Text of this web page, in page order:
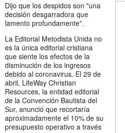
Dijo que los despidos son "una
decisión desgarradora que
lamento profundamente".
La Editorial Metodista Unida no
es la única editorial cristiana
que siente los efectos de la
disminución de los ingresos
debido al coronavirus. El 29 de
abril, LifeWay Christian
Resources, la entidad editorial
de la Convención Bautista del
Sur, anunció que recortaría
aproximadamente el 10% de su
presupuesto operativo a través